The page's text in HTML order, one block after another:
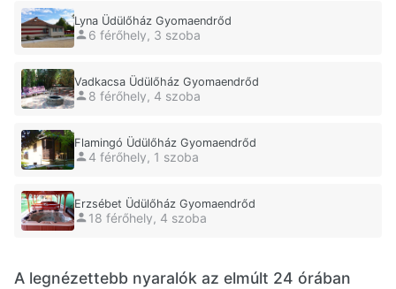
Lyna Üdülőház Gyomaendrőd
6 férőhely, 3 szoba
Vadkacsa Üdülőház Gyomaendrőd
8 férőhely, 4 szoba
Flamingó Üdülőház Gyomaendrőd
4 férőhely, 1 szoba
Erzsébet Üdülőház Gyomaendrőd
18 férőhely, 4 szoba
A legnézettebb nyaralók az elmúlt 24 órában